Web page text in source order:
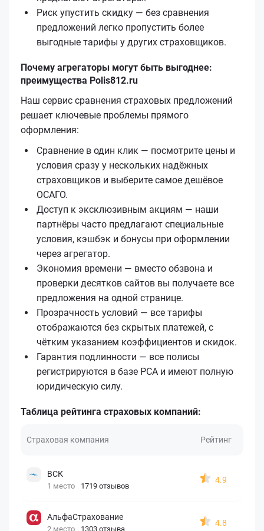
Риск упустить скидку — без сравнения
предложений легко пропустить более
выгодные тарифы у других страховщиков.
Почему агрегаторы могут быть выгоднее:
преимущества Polis812.ru
Наш сервис сравнения страховых предложений
решает ключевые проблемы прямого
оформления:
Сравнение в один клик — посмотрите цены и
условия сразу у нескольких надёжных
страховщиков и выберите самое дешёвое
ОСАГО.
Доступ к эксклюзивным акциям — наши
партнёры часто предлагают специальные
условия, кэшбэк и бонусы при оформлении
через агрегатор.
Экономия времени — вместо обзвона и
проверки десятков сайтов вы получаете все
предложения на одной странице.
Прозрачность условий — все тарифы
отображаются без скрытых платежей, с
чётким указанием коэффициентов и скидок.
Гарантия подлинности — все полисы
регистрируются в базе РСА и имеют полную
юридическую силу.
Таблица рейтинга страховых компаний:
Страховая компания Рейтинг
ВСК
1 место 1719 отзывов
4.9
АльфаСтрахование
2 место 1303 отзыва
4.8